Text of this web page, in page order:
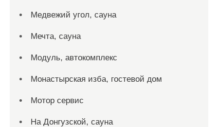
Медвежий угол, сауна
Мечта, сауна
Модуль, автокомплекс
Монастырская изба, гостевой дом
Мотор сервис
На Донгузской, сауна